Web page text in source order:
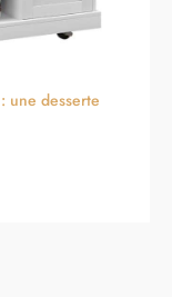
une desserte